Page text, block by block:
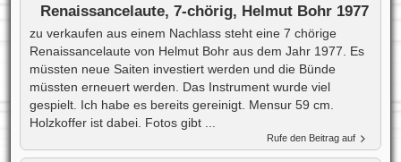
Renaissancelaute, 7-chörig, Helmut Bohr 1977
zu verkaufen aus einem Nachlass steht eine 7 chörige
Renaissancelaute von Helmut Bohr aus dem Jahr 1977. Es
müssten neue Saiten investiert werden und die Bünde
müssten erneuert werden. Das Instrument wurde viel
gespielt. Ich habe es bereits gereinigt. Mensur 59 cm.
Holzkoffer ist dabei. Fotos gibt ...
Rufe den Beitrag auf